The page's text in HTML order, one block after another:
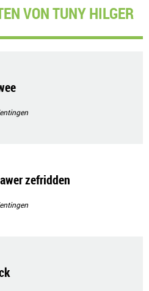
VON TUNY HILGER
zefridden